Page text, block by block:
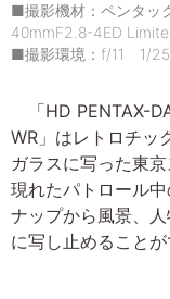
■撮影機材：ペンタッ
40mmF2.8-4ED
■撮影環境：f/11 1/
「HD PENTAX-
WR」はレトロチッ
ガラスに写った東
現れたパトロール
ナップから風景、
に写し止めることが